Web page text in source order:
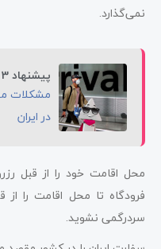
نمی‌گذارد.
پیشنهاد 3 کلیک
مشکلات
در ایران
محل اقامت خود را از قبل
فرودگاه تا محل اقامت را
سردرگمی نشوید.